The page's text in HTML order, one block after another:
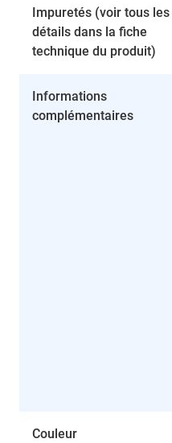
Impuretés (voir tous les
détails dans la fiche
technique du produit)
Informations
complémentaires
Couleur